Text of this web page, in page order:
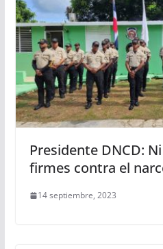
Presidente DNCD:
firmes contra el
14 septiembre, 2023